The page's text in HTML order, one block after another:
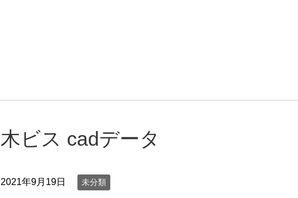
木ビス cadデータ
2021年9月19日 未分類